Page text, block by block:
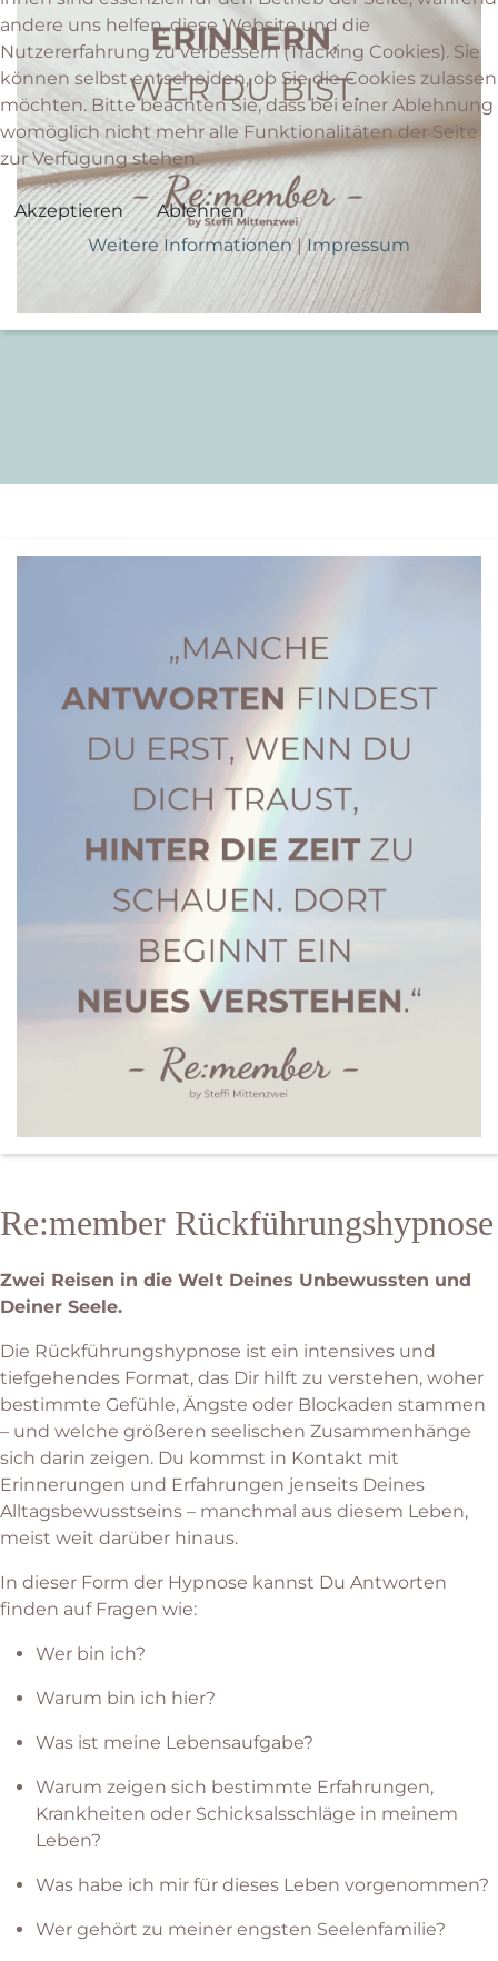
Re:member Rückführungshypnose
Zwei Reisen in die Welt Deines Unbewussten und
Deiner Seele.
Die Rückführungshypnose ist ein intensives und
tiefgehendes Format, das Dir hilft zu verstehen, woher
bestimmte Gefühle, Ängste oder Blockaden stammen
– und welche größeren seelischen Zusammenhänge
sich darin zeigen. Du kommst in Kontakt mit
Erinnerungen und Erfahrungen jenseits Deines
Alltagsbewusstseins – manchmal aus diesem Leben,
meist weit darüber hinaus.
In dieser Form der Hypnose kannst Du Antworten
finden auf Fragen wie:
Wer bin ich?
Warum bin ich hier?
Was ist meine Lebensaufgabe?
Warum zeigen sich bestimmte Erfahrungen,
Krankheiten oder Schicksalsschläge in meinem
Leben?
Was habe ich mir für dieses Leben vorgenommen?
Wer gehört zu meiner engsten Seelenfamilie?
andere uns helfen, diese Website und die
Nutzererfahrung zu verbessern (Tracking Cookies). Sie
können selbst entscheiden, ob Sie die Cookies zulassen
möchten. Bitte beachten Sie, dass bei einer Ablehnung
womöglich nicht mehr alle Funktionalitäten der Seite
zur Verfügung stehen.
Akzeptieren
Ablehnen
Weitere Informationen|Impressum